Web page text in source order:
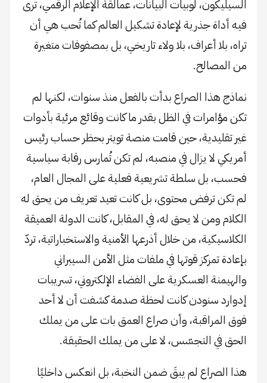
السيليكون، لوبيات البيانات، عمالقة الإعلام الرقمي، ترى
فيه أداة جذرية لإعادة تشكيل العالم كما تُحب هي أن
تراه، بلا أعراف، بلا ولاء تاريخي، بل بمصفوفات متغيرة
من المصالح.
نماذج هذا الصراع بدأت بالفعل منذ سنوات، لكنها لم
تكن مؤامرات في الظل بقدر ما كانت وقائع مرئية بأدوات
غير تقليدية، حين قامت منصة تويتر بحظر حساب رئيس
أمريكي لا يزال في منصبه، لم تكن تُمارس رقابة سياسية
فحسب، بل سلطة تشريعية فعلية على المجال العام،
لم تكن ترفض محتوى، بل كانت تعيد تعريف من يحق له
الكلام ومن لا يحق له، في المقابل، كانت الدولة العميقة
الكلاسيكية، من خلال أذرعها الأمنية والاستخباراتية، تردّ
بإعادة تمركز قوتها في ملفات مثل الأمن السيبراني
والهيمنة العسكرية على الفضاء الإلكتروني، تسريبات
إدوارد سنودن كانت لحظة صدمة كشفت أن لا أحد
فوق المراقبة، وأن صراع العمق بات على من يملك
الحق في التجسّس، لا على من يملك الحقيقة.
هذا الصراع لم يبقَ ضمن النخبة، بل انعكس داخليًا